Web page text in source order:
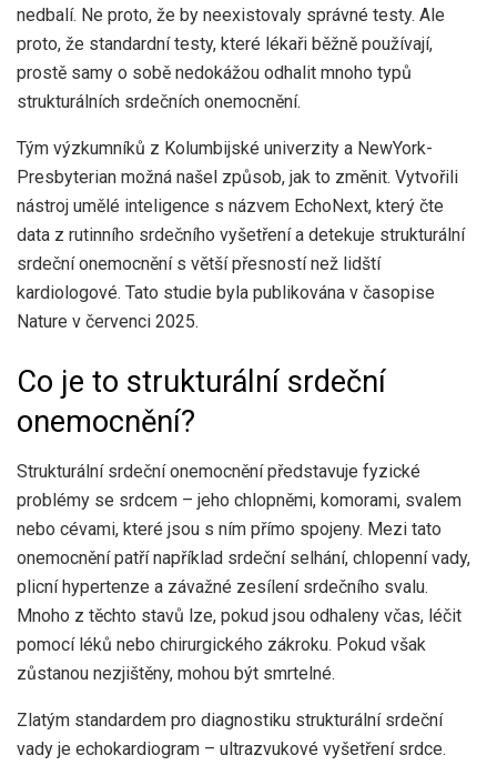
nedbalí. Ne proto, že by neexistovaly správné testy. Ale
proto, že standardní testy, které lékaři běžně používají,
prostě samy o sobě nedokážou odhalit mnoho typů
strukturálních srdečních onemocnění.
Tým výzkumníků z Kolumbijské univerzity a NewYork-
Presbyterian možná našel způsob, jak to změnit. Vytvořili
nástroj umělé inteligence s názvem EchoNext, který čte
data z rutinního srdečního vyšetření a detekuje strukturální
srdeční onemocnění s větší přesností než lidští
kardiologové. Tato studie byla publikována v časopise
Nature v červenci 2025.
Co je to strukturální srdeční
onemocnění?
Strukturální srdeční onemocnění představuje fyzické
problémy se srdcem – jeho chlopněmi, komorami, svalem
nebo cévami, které jsou s ním přímo spojeny. Mezi tato
onemocnění patří například srdeční selhání, chlopenní vady,
plicní hypertenze a závažné zesílení srdečního svalu.
Mnoho z těchto stavů lze, pokud jsou odhaleny včas, léčit
pomocí léků nebo chirurgického zákroku. Pokud však
zůstanou nezjištěny, mohou být smrtelné.
Zlatým standardem pro diagnostiku strukturální srdeční
vady je echokardiogram – ultrazvukové vyšetření srdce.